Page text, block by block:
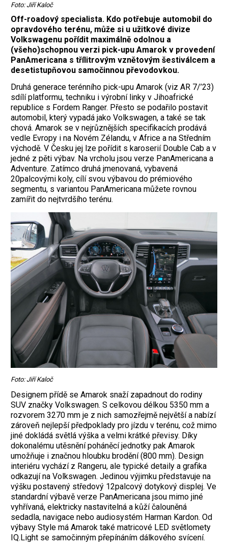
Foto: Jiří Kaloč
Off-roadový specialista. Kdo potřebuje automobil do
opravdového terénu, může si u užitkové divize
Volkswagenu pořídit maximálně odolnou a
(všeho)schopnou verzi pick-upu Amarok v provedení
PanAmericana s třílitrovým vznětovým šestiválcem a
desetistupňovou samočinnou převodovkou.
Druhá generace terénního pick-upu Amarok (viz AR 7/’23)
sdílí platformu, techniku i výrobní linky v Jihoafrické
republice s Fordem Ranger. Přesto se podařilo postavit
automobil, který vypadá jako Volkswagen, a také se tak
chová. Amarok se v nejrůznějších specifikacích prodává
vedle Evropy i na Novém Zélandu, v Africe a na Středním
východě. V Česku jej lze pořídit s karoserií Double Cab a v
jedné z pěti výbav. Na vrcholu jsou verze PanAmericana a
Adventure. Zatímco druhá jmenovaná, vybavená
20palcovými koly, cílí svou výbavou do prémiového
segmentu, s variantou PanAmericana můžete rovnou
zamířit do nejtvrdšího terénu.
Foto: Jiří Kaloč
Designem přídě se Amarok snaží zapadnout do rodiny
SUV značky Volkswagen. S celkovou délkou 5350 mm a
rozvorem 3270 mm je z nich samozřejmě největší a nabízí
zároveň nejlepší předpoklady pro jízdu v terénu, což mimo
jiné dokládá světlá výška a velmi krátké převisy. Díky
dokonalému utěsnění poháněcí jednotky pak Amarok
umožňuje i značnou hloubku brodění (800 mm). Design
interiéru vychází z Rangeru, ale typické detaily a grafika
odkazují na Volkswagen. Jedinou výjimku představuje na
výšku postavený středový 12palcový dotykový displej. Ve
standardní výbavě verze PanAmericana jsou mimo jiné
vyhřívaná, elektricky nastavitelná a kůží čalouněná
sedadla, navigace nebo audiosystém Harman Kardon. Od
výbavy Style má Amarok také matricové LED světlomety
IQ.Light se samočinným přepínáním dálkového svícení.